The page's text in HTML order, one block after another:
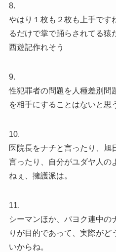
8.
やはり１枚も２枚も上手です
るだけで掌で踊らされてる猿
西遊記作れそう
9.
性犯罪者の問題を人種差別問
を相手にすることはないと思
10.
医院長をナチと言ったり、旭
言ったり、自分がユダヤ人の
ねぇ、擁護派は。
11.
シーマンほか、パヨク連中の
りが目的であって、実際がど
いからね。